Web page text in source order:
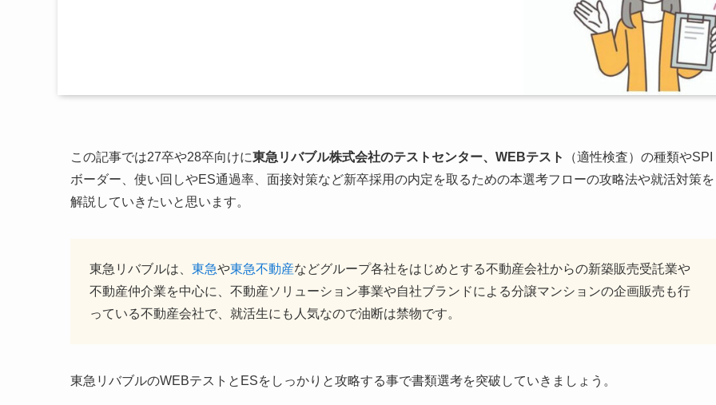
この記事では27卒や28卒向けに東急リバブル株式会社のテストセンター、WEBテスト
（適性検査）の種類やSPI
ボーダー、使い回しやES通過率、面接対策など新卒採用の内定を取るための本選考フローの攻略法や就活対策を
解説していきたいと思います。
東急リバブルは、 東急や東急不動産などグループ各社をはじめとする不動産会社からの新築販売受託業や
不動産仲介業を中心に、不動産ソリューション事業や自社ブランドによる分譲マンションの企画販売も行
っている不動産会社で、就活生にも人気なので油断は禁物です。
東急リバブルのWEBテストとESをしっかりと攻略する事で書類選考を突破していきましょう。